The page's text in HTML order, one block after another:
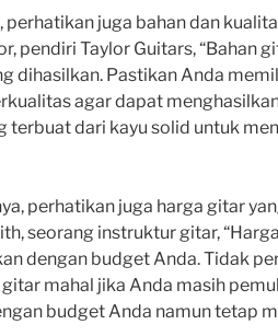
perhatikan juga bahan dan
pendiri Taylor Guitars, “Bahan
dihasilkan. Pastikan Anda
agar dapat
terbuat dari kayu solid untuk
perhatikan juga harga gitar
seorang instruktur gitar,
dengan budget Anda. Tidak
mahal jika Anda masih
budget Anda namun tetap